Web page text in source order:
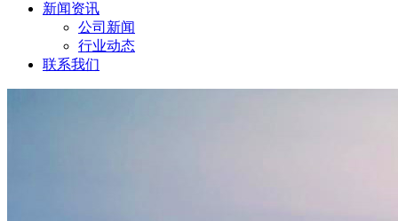
新闻资讯
公司新闻
行业动态
联系我们